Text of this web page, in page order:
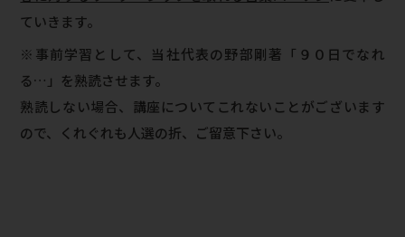
ていきます。
※事前学習として、当社代表の野部剛著「９０日でなれ
る…」を熟読させます。
熟読しない場合、講座についてこれないことがございます
ので、くれぐれも人選の折、ご留意下さい。